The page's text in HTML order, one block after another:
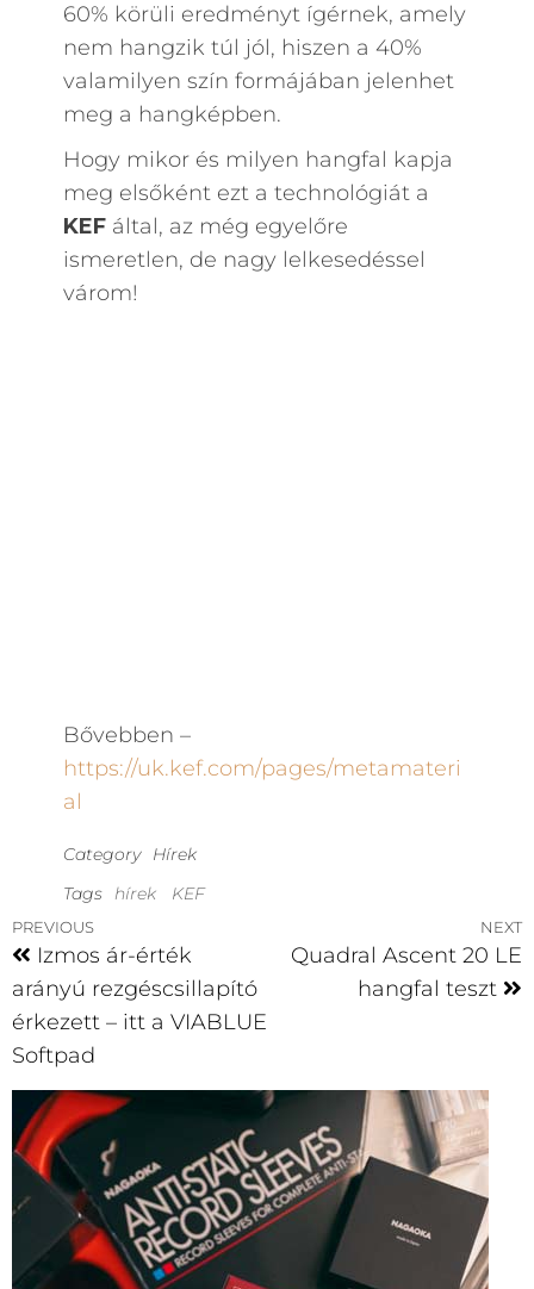
60% körüli eredményt ígérnek, amely
nem hangzik túl jól, hiszen a 40%
valamilyen szín formájában jelenhet
meg a hangképben.
Hogy mikor és milyen hangfal kapja
meg elsőként ezt a technológiát a
KEFáltal, az még egyelőre
ismeretlen, de nagy lelkesedéssel
várom!
Bővebben –
https://uk.kef.com/pages/metamateri
al
Category
Hírek
Tags
hírek KEF
PREVIOUS
Izmos ár-érték
arányú rezgéscsillapító
érkezett – itt a VIABLUE
Softpad
NEXT
Quadral Ascent 20 LE
hangfal teszt